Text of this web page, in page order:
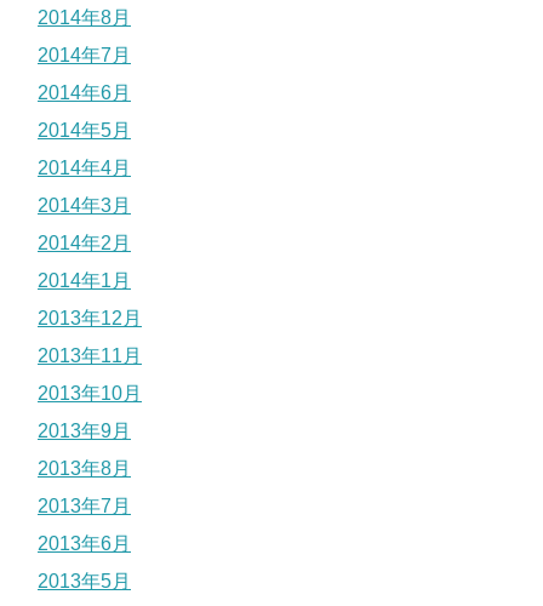
2014年8月
2014年7月
2014年6月
2014年5月
2014年4月
2014年3月
2014年2月
2014年1月
2013年12月
2013年11月
2013年10月
2013年9月
2013年8月
2013年7月
2013年6月
2013年5月